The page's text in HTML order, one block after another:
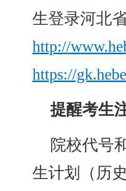
生登录河北
http://
https://
提醒考生
院校代号
生计划（历